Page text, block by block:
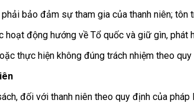
bảo đảm sự tham gia của thanh niên; tôn
động hướng về Tổ quốc và giữ gìn, phát
thực hiện không đúng trách nhiệm theo
đối với thanh niên theo quy định của pháp